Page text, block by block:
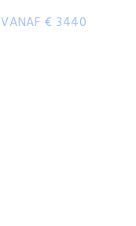
VANAF € 3440